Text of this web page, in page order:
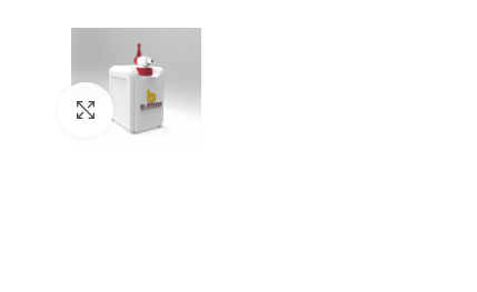
Click to enlarge